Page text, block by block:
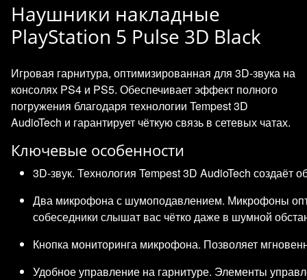
Наушники накладные
PlayStation 5 Pulse 3D Black
Игровая гарнитура, оптимизированная для 3D‑звука на
консолях PS4 и PS5. Обеспечивает эффект полного
погружения благодаря технологии Tempest 3D
AudioTech и гарантирует чёткую связь в сетевых чатах.
Ключевые особенности
3D‑звук. Технология Tempest 3D AudioTech
Два микрофона с шумоподавлением. Микрофоны
собеседники слышат вас чётко даже в шумной
Кнопка мониторинга микрофона. Позволяет
Удобное управление на гарнитуре. Элементы